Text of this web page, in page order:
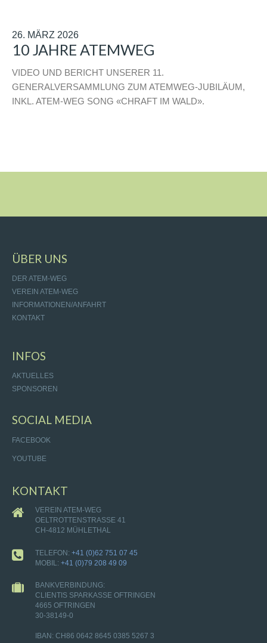
26. MÄRZ 2026
10 JAHRE ATEMWEG
VIDEO UND BERICHT UNSERER 11.
GENERALVERSAMMLUNG ZUM ATEMWEG-JUBILÄUM,
INKL. ATEM-WEG SONG «CHRAFT IM WALD».
ÜBER UNS
DER ATEM-WEG
VEREIN ATEM-WEG
INFORMATIONEN/ANFAHRT
KONTAKT
INFOS
AKTUELLES
SPONSOREN
SOCIAL MEDIA
FACEBOOK
YOUTUBE
KONTAKT
VEREIN ATEM-WEG
OELTROTTENSTRASSE 41
CH-4812 MÜHLETHAL
TELEFON: +41 (0)62 751 07 45
MOBIL: +41 (0)79 208 49 09
BANKVERBINDUNG:
CLIENTIS SPARKASSE OFTRINGEN
4665 OFTRINGEN
30-38149-0
IBAN: CH86 0642 8645 0385 5267 3